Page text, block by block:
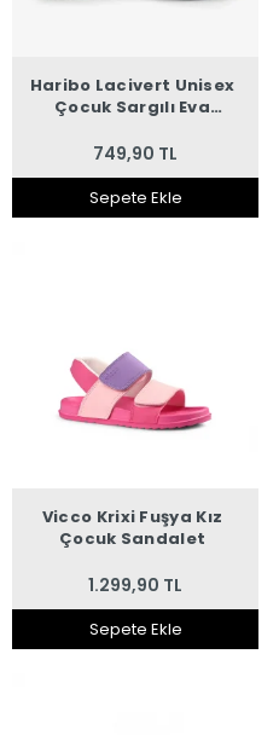
Haribo Lacivert Unisex
Çocuk Sargılı Eva
749,90 TL
Sepete Ekle
Vicco Krixi Fuşya Kız
Çocuk Sandalet
1.299,90 TL
Sepete Ekle